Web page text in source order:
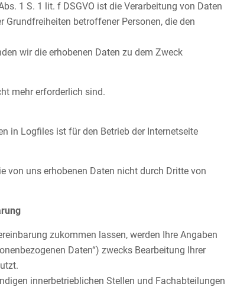
1 S. 1 lit. f DSGVO ist die Verarbeitung von Daten
Grundfreiheiten betroffener Personen, die den
wir die erhobenen Daten zu dem Zweck
mehr erforderlich sind.
in Logfiles ist für den Betrieb der Internetseite
von uns erhobenen Daten nicht durch Dritte von
zukommen lassen, werden Ihre Angaben
Daten“) zwecks Bearbeitung Ihrer
innerbetrieblichen Stellen und Fachabteilungen